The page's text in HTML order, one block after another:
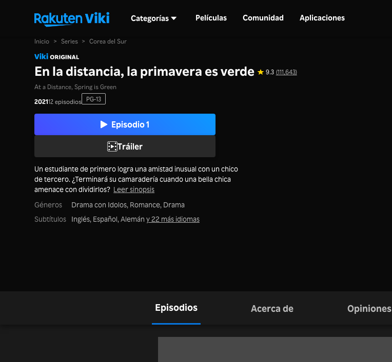
Categorías Películas Comunidad Aplicaciones
Inicio > Series > Corea del Sur
En la distancia, la primavera es verde 9.3 (111,643)
At a Distance, Spring is Green
202112 episodios PG-13
Episodio 1
Tráiler
Un estudiante de primero logra una amistad inusual con un chico
de tercero. ¿Terminará su camaradería cuando una bella chica
amenace con dividirlos? Leer sinopsis
Géneros
Drama con Idolos, Romance, Drama
Subtítulos
Inglés, Español, Alemán y 22 más idiomas
Episodios Acerca de Opiniones